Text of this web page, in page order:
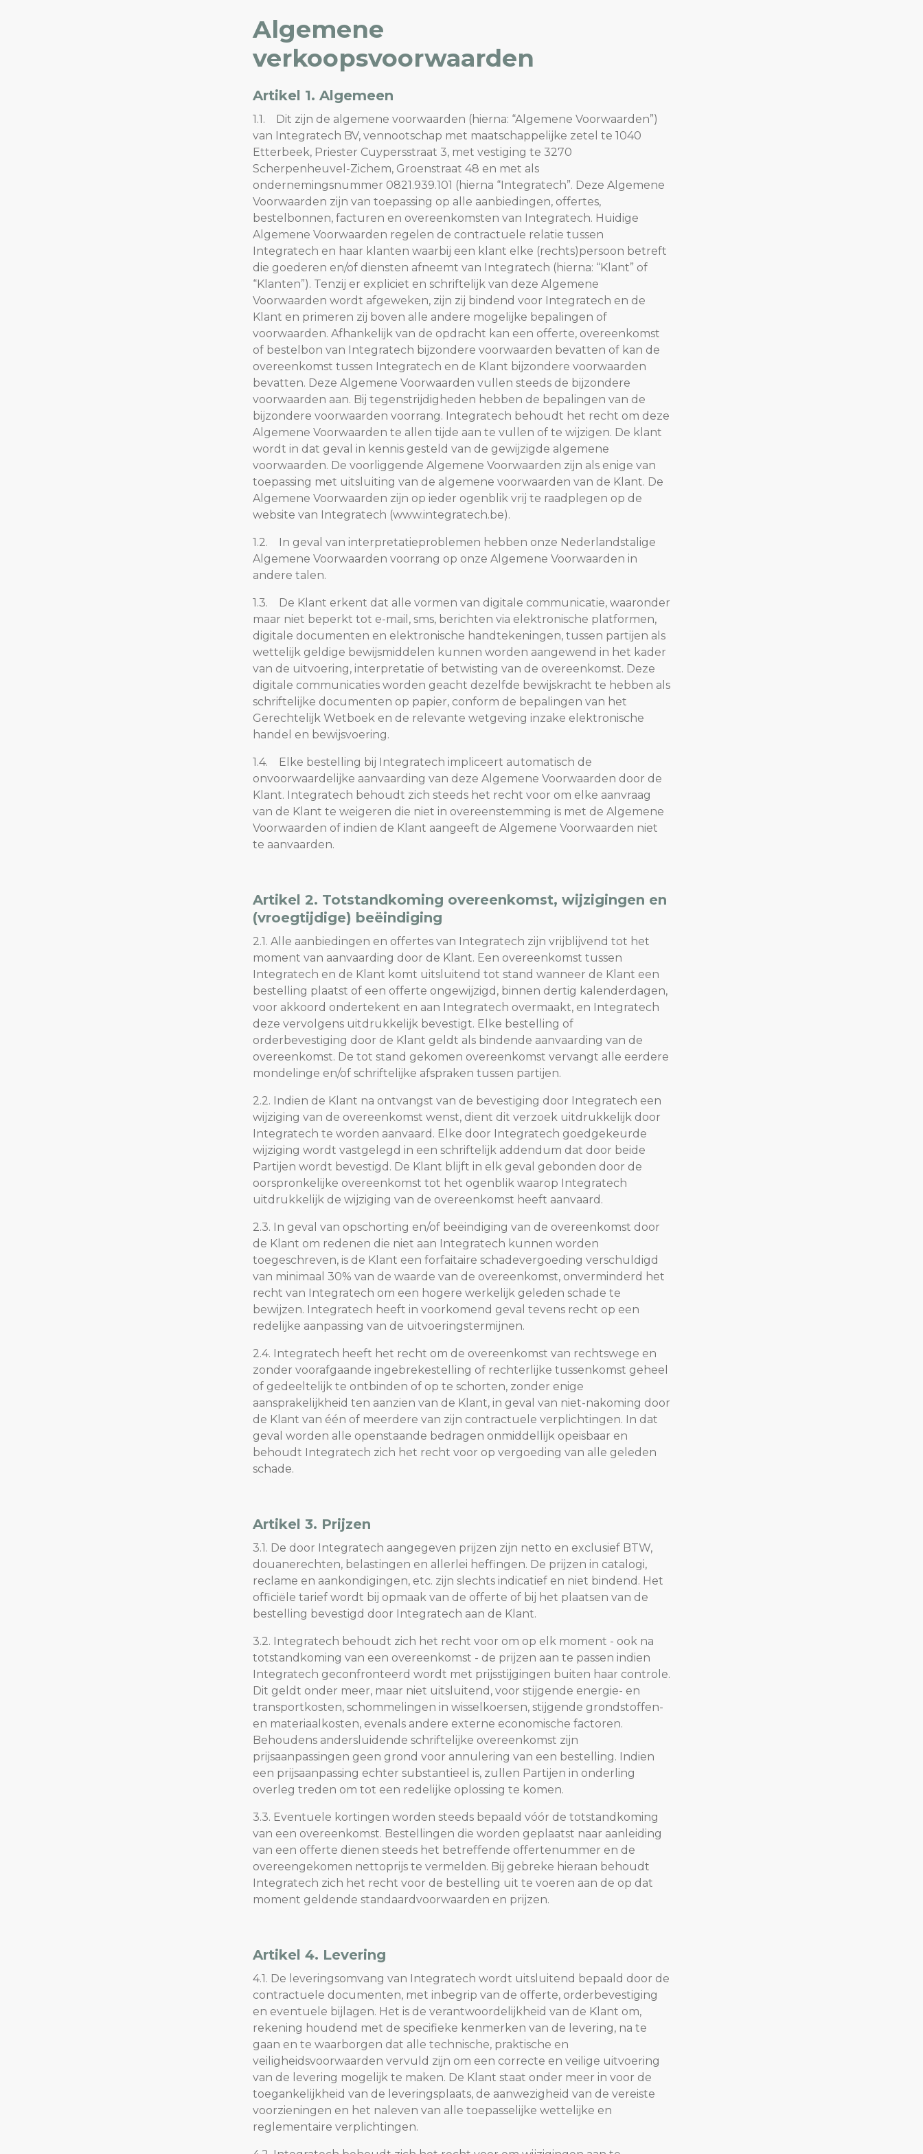
Half waterdichte armaturen
Plafond & wandarmaturen
Elektrische accessoires
Voedingen en sturingen
Algemene
verkoopsvoorwaarden
Artikel 1. Algemeen
1.1. Dit zijn de algemene voorwaarden (hierna: “Algemene Voorwaarden”)
van Integratech BV, vennootschap met maatschappelijke zetel te 1040
Etterbeek, Priester Cuypersstraat 3, met vestiging te 3270
Scherpenheuvel-Zichem, Groenstraat 48 en met als
ondernemingsnummer 0821.939.101 (hierna “Integratech”. Deze Algemene
Voorwaarden zijn van toepassing op alle aanbiedingen, offertes,
bestelbonnen, facturen en overeenkomsten van Integratech. Huidige
Algemene Voorwaarden regelen de contractuele relatie tussen
Integratech en haar klanten waarbij een klant elke (rechts)persoon betreft
die goederen en/of diensten afneemt van Integratech (hierna: “Klant” of
“Klanten”). Tenzij er expliciet en schriftelijk van deze Algemene
Voorwaarden wordt afgeweken, zijn zij bindend voor Integratech en de
Klant en primeren zij boven alle andere mogelijke bepalingen of
voorwaarden. Afhankelijk van de opdracht kan een offerte, overeenkomst
of bestelbon van Integratech bijzondere voorwaarden bevatten of kan de
overeenkomst tussen Integratech en de Klant bijzondere voorwaarden
bevatten. Deze Algemene Voorwaarden vullen steeds de bijzondere
voorwaarden aan. Bij tegenstrijdigheden hebben de bepalingen van de
bijzondere voorwaarden voorrang. Integratech behoudt het recht om deze
Algemene Voorwaarden te allen tijde aan te vullen of te wijzigen. De klant
wordt in dat geval in kennis gesteld van de gewijzigde algemene
voorwaarden. De voorliggende Algemene Voorwaarden zijn als enige van
toepassing met uitsluiting van de algemene voorwaarden van de Klant. De
Algemene Voorwaarden zijn op ieder ogenblik vrij te raadplegen op de
website van Integratech (www.integratech.be).
1.2. In geval van interpretatieproblemen hebben onze Nederlandstalige
Algemene Voorwaarden voorrang op onze Algemene Voorwaarden in
andere talen.
1.3. De Klant erkent dat alle vormen van digitale communicatie, waaronder
maar niet beperkt tot e-mail, sms, berichten via elektronische platformen,
digitale documenten en elektronische handtekeningen, tussen partijen als
wettelijk geldige bewijsmiddelen kunnen worden aangewend in het kader
van de uitvoering, interpretatie of betwisting van de overeenkomst. Deze
digitale communicaties worden geacht dezelfde bewijskracht te hebben als
schriftelijke documenten op papier, conform de bepalingen van het
Gerechtelijk Wetboek en de relevante wetgeving inzake elektronische
handel en bewijsvoering.
1.4. Elke bestelling bij Integratech impliceert automatisch de
onvoorwaardelijke aanvaarding van deze Algemene Voorwaarden door de
Klant. Integratech behoudt zich steeds het recht voor om elke aanvraag
van de Klant te weigeren die niet in overeenstemming is met de Algemene
Voorwaarden of indien de Klant aangeeft de Algemene Voorwaarden niet
te aanvaarden.
Artikel 2. Totstandkoming overeenkomst, wijzigingen en
(vroegtijdige) beëindiging
2.1. Alle aanbiedingen en offertes van Integratech zijn vrijblijvend tot het
moment van aanvaarding door de Klant. Een overeenkomst tussen
Integratech en de Klant komt uitsluitend tot stand wanneer de Klant een
bestelling plaatst of een offerte ongewijzigd, binnen dertig kalenderdagen,
voor akkoord ondertekent en aan Integratech overmaakt, en Integratech
deze vervolgens uitdrukkelijk bevestigt. Elke bestelling of
orderbevestiging door de Klant geldt als bindende aanvaarding van de
overeenkomst. De tot stand gekomen overeenkomst vervangt alle eerdere
mondelinge en/of schriftelijke afspraken tussen partijen.
2.2. Indien de Klant na ontvangst van de bevestiging door Integratech een
wijziging van de overeenkomst wenst, dient dit verzoek uitdrukkelijk door
Integratech te worden aanvaard. Elke door Integratech goedgekeurde
wijziging wordt vastgelegd in een schriftelijk addendum dat door beide
Partijen wordt bevestigd. De Klant blijft in elk geval gebonden door de
oorspronkelijke overeenkomst tot het ogenblik waarop Integratech
uitdrukkelijk de wijziging van de overeenkomst heeft aanvaard.
2.3. In geval van opschorting en/of beëindiging van de overeenkomst door
de Klant om redenen die niet aan Integratech kunnen worden
toegeschreven, is de Klant een forfaitaire schadevergoeding verschuldigd
van minimaal 30% van de waarde van de overeenkomst, onverminderd het
recht van Integratech om een hogere werkelijk geleden schade te
bewijzen. Integratech heeft in voorkomend geval tevens recht op een
redelijke aanpassing van de uitvoeringstermijnen.
2.4. Integratech heeft het recht om de overeenkomst van rechtswege en
zonder voorafgaande ingebrekestelling of rechterlijke tussenkomst geheel
of gedeeltelijk te ontbinden of op te schorten, zonder enige
aansprakelijkheid ten aanzien van de Klant, in geval van niet-nakoming door
de Klant van één of meerdere van zijn contractuele verplichtingen. In dat
geval worden alle openstaande bedragen onmiddellijk opeisbaar en
behoudt Integratech zich het recht voor op vergoeding van alle geleden
schade.
Artikel 3. Prijzen
3.1. De door Integratech aangegeven prijzen zijn netto en exclusief BTW,
douanerechten, belastingen en allerlei heffingen. De prijzen in catalogi,
reclame en aankondigingen, etc. zijn slechts indicatief en niet bindend. Het
officiële tarief wordt bij opmaak van de offerte of bij het plaatsen van de
bestelling bevestigd door Integratech aan de Klant.
3.2. Integratech behoudt zich het recht voor om op elk moment - ook na
totstandkoming van een overeenkomst - de prijzen aan te passen indien
Integratech geconfronteerd wordt met prijsstijgingen buiten haar controle.
Dit geldt onder meer, maar niet uitsluitend, voor stijgende energie- en
transportkosten, schommelingen in wisselkoersen, stijgende grondstoffen-
en materiaalkosten, evenals andere externe economische factoren.
Behoudens andersluidende schriftelijke overeenkomst zijn
prijsaanpassingen geen grond voor annulering van een bestelling. Indien
een prijsaanpassing echter substantieel is, zullen Partijen in onderling
overleg treden om tot een redelijke oplossing te komen.
3.3. Eventuele kortingen worden steeds bepaald vóór de totstandkoming
van een overeenkomst. Bestellingen die worden geplaatst naar aanleiding
van een offerte dienen steeds het betreffende offertenummer en de
overeengekomen nettoprijs te vermelden. Bij gebreke hieraan behoudt
Integratech zich het recht voor de bestelling uit te voeren aan de op dat
moment geldende standaardvoorwaarden en prijzen.
Artikel 4. Levering
4.1. De leveringsomvang van Integratech wordt uitsluitend bepaald door de
contractuele documenten, met inbegrip van de offerte, orderbevestiging
en eventuele bijlagen. Het is de verantwoordelijkheid van de Klant om,
rekening houdend met de specifieke kenmerken van de levering, na te
gaan en te waarborgen dat alle technische, praktische en
veiligheidsvoorwaarden vervuld zijn om een correcte en veilige uitvoering
van de levering mogelijk te maken. De Klant staat onder meer in voor de
toegankelijkheid van de leveringsplaats, de aanwezigheid van de vereiste
voorzieningen en het naleven van alle toepasselijke wettelijke en
reglementaire verplichtingen.